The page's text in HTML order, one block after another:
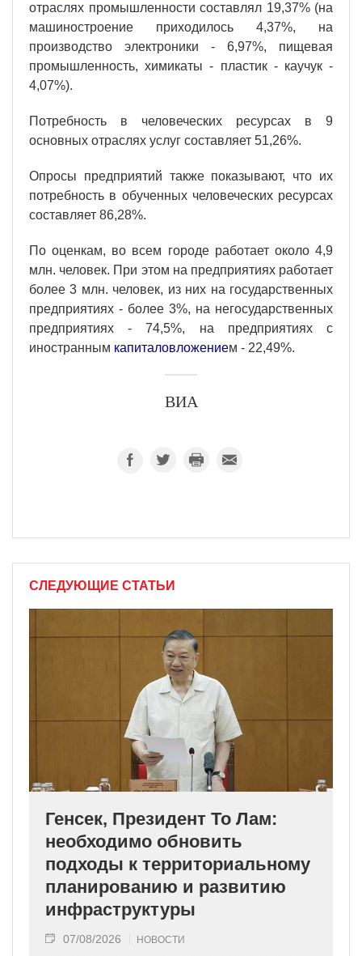
отраслях промышленности составлял 19,37% (на
машиностроение приходилось 4,37%, на
производство электроники - 6,97%, пищевая
промышленность, химикаты - пластик - каучук -
4,07%).
Потребность в человеческих ресурсах в 9
основных отраслях услуг составляет 51,26%.
Опросы предприятий также показывают, что их
потребность в обученных человеческих ресурсах
составляет 86,28%.
По оценкам, во всем городе работает около 4,9
млн. человек. При этом на предприятиях работает
более 3 млн. человек, из них на государственных
предприятиях - более 3%, на негосударственных
предприятиях - 74,5%, на предприятиях с
иностранным капиталовложением - 22,49%.
ВИА
СЛЕДУЮЩИЕ СТАТЬИ
Генсек, Президент То Лам:
необходимо обновить
подходы к территориальному
планированию и развитию
инфраструктуры
07/08/2026 НОВОСТИ